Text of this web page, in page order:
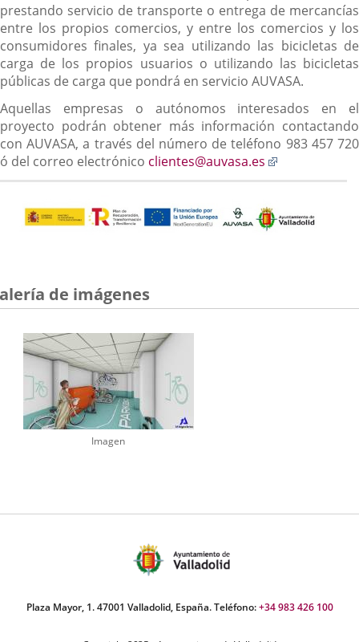
prestando servicio de transporte o entrega de mercancías
entre los propios comercios, y entre los comercios y los
consumidores finales, ya sea utilizando las bicicletas de
carga de los propios usuarios o utilizando las bicicletas
públicas de carga que pondrá en servicio AUVASA.
Aquellas empresas o autónomos interesados en el
proyecto podrán obtener más información contactando
con AUVASA, a través del número de teléfono 983 457 720
ó del correo electrónico clientes@auvasa.es
a
aplicación
externa.
de imágenes
Imagen
Plaza Mayor, 1. 47001 Valladolid, España. Teléfono:+34 983 426 100